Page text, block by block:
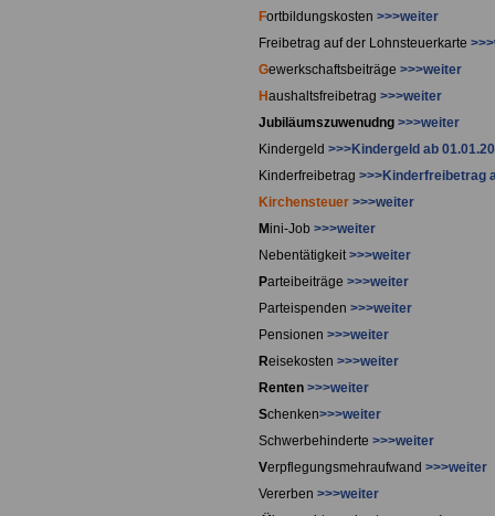
Fortbildungskosten >>>weiter
Freibetrag auf der Lohnsteuerkarte
Gewerkschaftsbeiträge >>>weiter
H aushaltsfreibetrag >>>weiter
Jubiläumszuwenudng >>>weiter
Kindergeld >>>Kindergeld ab
Kinderfreibetrag >>>Kinderfreibetrag
Kirchensteuer >>>weiter
Mini-Job >>>weiter
Nebentätigkeit>>>weiter
Parteibeiträge >>>weiter
Parteispenden >>>weiter
Pensionen >>>weiter
Reisekosten >>>weiter
Renten >>>weiter
Schenken>>>weiter
Schwerbehinderte >>>weiter
Verpflegungsmehraufwand >>>weiter
Vererben >>>weiter